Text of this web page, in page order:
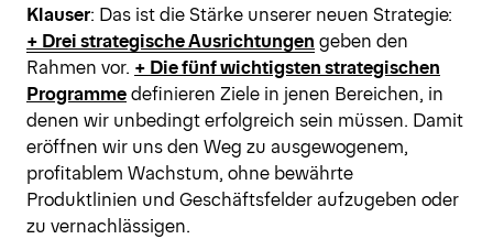
Klauser: Das ist die Stärke unserer neuen Strategie:
+ Drei strategische Ausrichtungen geben den
Rahmen vor. + Die fünf wichtigsten strategischen
Programmedefinieren Ziele in jenen Bereichen, in
denen wir unbedingt erfolgreich sein müssen. Damit
eröffnen wir uns den Weg zu ausgewogenem,
profitablem Wachstum, ohne bewährte
Produktlinien und Geschäftsfelder aufzugeben oder
zu vernachlässigen.